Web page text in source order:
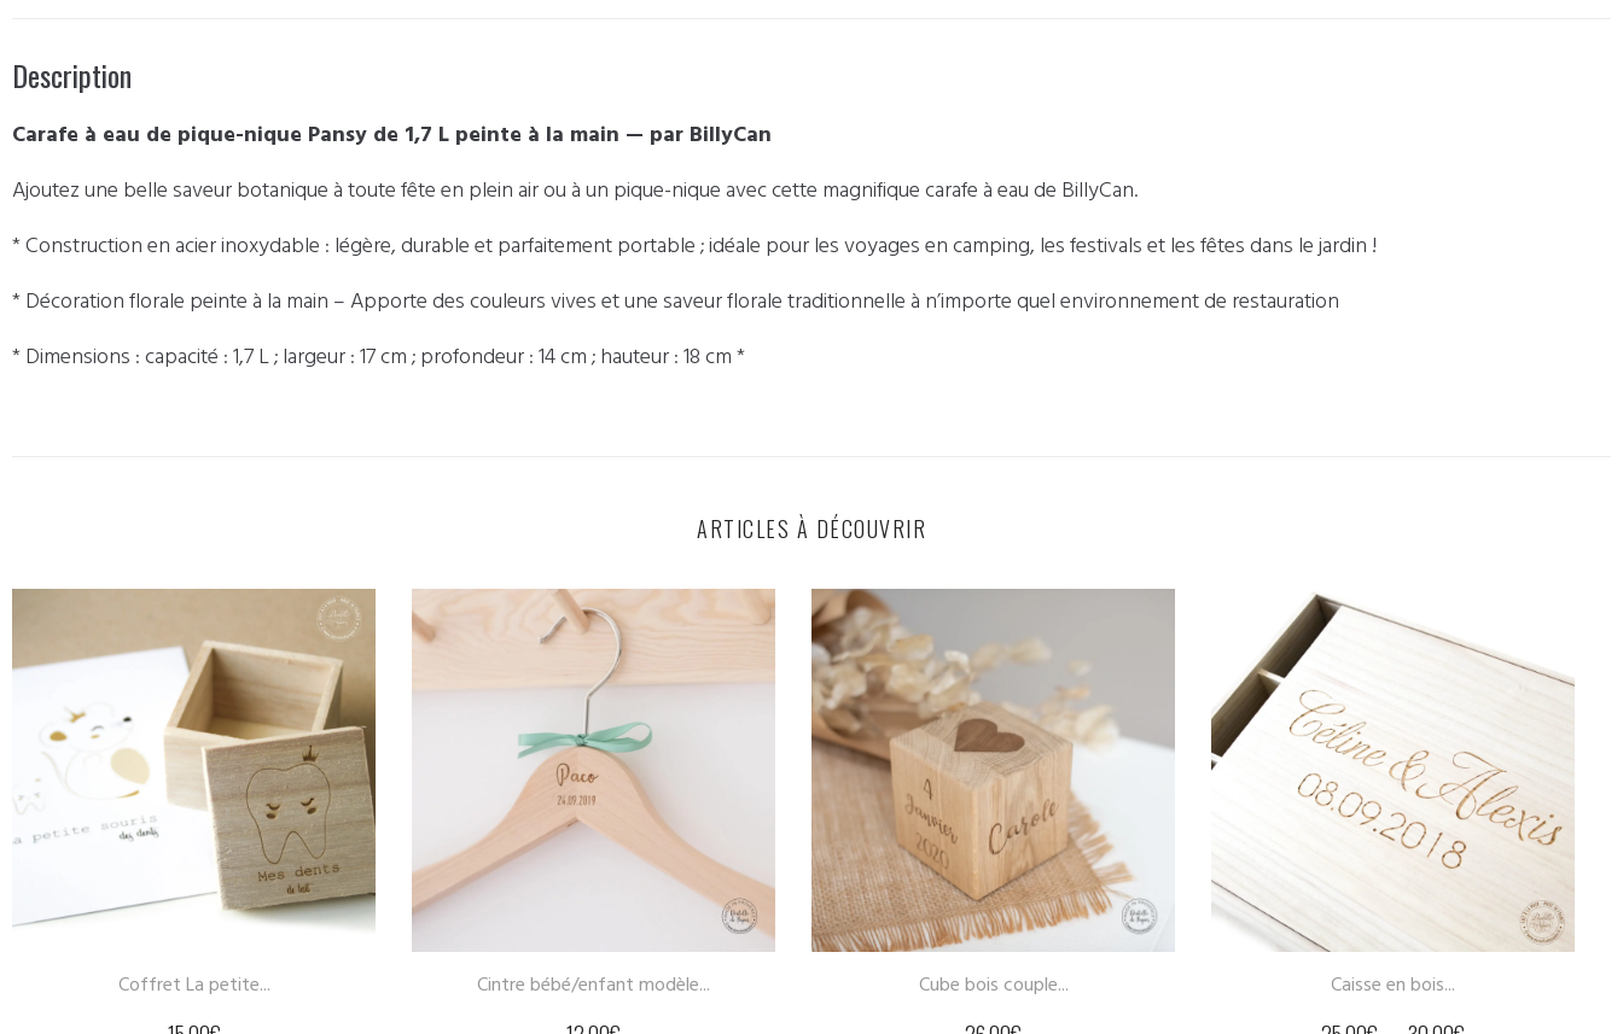
Description
Carafe à eau de pique-nique Pansy de 1,7 L peinte à la main — par BillyCan
Ajoutez une belle saveur botanique à toute fête en plein air ou à un pique-nique avec cette magnifique carafe à eau de BillyCan.
* Construction en acier inoxydable : légère, durable et parfaitement portable ; idéale pour les voyages en camping, les festivals et les fêtes dans le jardin !
* Décoration florale peinte à la main – Apporte des couleurs vives et une saveur florale traditionnelle à n’importe quel environnement de restauration
* Dimensions : capacité : 1,7 L ; largeur : 17 cm ; profondeur : 14 cm ; hauteur : 18 cm *
ARTICLES À DÉCOUVRIR
Cintre bébé/enfant modèle...
Cube bois couple...
Caisse en bois...
Duo cube bois...